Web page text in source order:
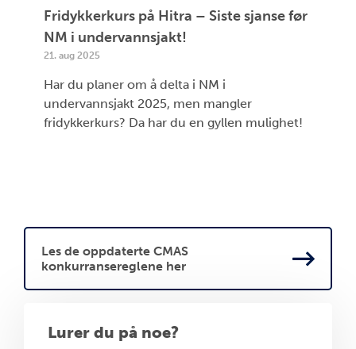
Fridykkerkurs på Hitra – Siste sjanse før
NM i undervannsjakt!
21. aug 2025
Har du planer om å delta i NM i
undervannsjakt 2025, men mangler
fridykkerkurs? Da har du en gyllen mulighet!
Les de oppdaterte CMAS
konkurransereglene her
Lurer du på noe?